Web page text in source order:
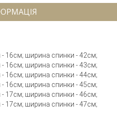
16см; ширина спинки - 42см;
16см; ширина спинки - 43см;
16см; ширина спинки - 44см;
16см; ширина спинки - 45см;
17см; ширина спинки - 46см;
17см; ширина спинки - 47см;